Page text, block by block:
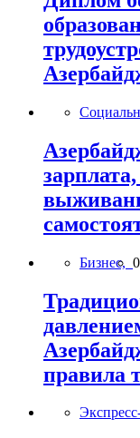
Бизнес,
правила